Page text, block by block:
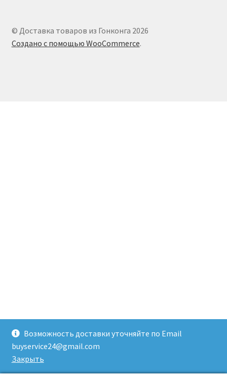
Возможность доставки уточняйте по Email
buyservice24@gmail.com
Закрыть
© Доставка товаров из Гонконга 2026
Создано с помощью WooCommerce.